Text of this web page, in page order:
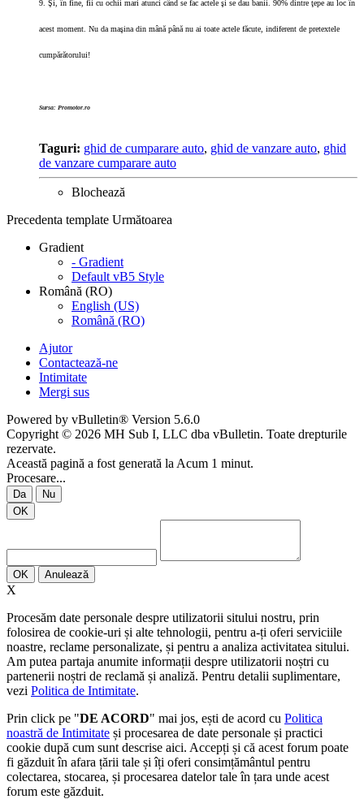
9. Şi, în fine, fii cu ochii mari atunci când se fac actele şi se dau banii. 90% dintre ţepe au loc în
acest moment. Nu da maşina din mână până nu ai toate actele făcute, indiferent de pretextele
cumpărătorului!
Sursa: Promotor.ro
Taguri: ghid de cumparare auto, ghid de vanzare auto, ghid
de vanzare cumparare auto
Blochează
Precedenta template Următoarea
Gradient
- Gradient
Default vB5 Style
Română (RO)
English (US)
Română (RO)
Ajutor
Contactează-ne
Intimitate
Mergi sus
Powered by vBulletin® Version 5.6.0
Copyright © 2026 MH Sub I, LLC dba vBulletin. Toate drepturile
rezervate.
Această pagină a fost generată la Acum 1 minut.
Procesare...
Da
Nu
OK
OK Anulează
X
Procesăm date personale despre utilizatorii sitului nostru, prin
folosirea de cookie-uri și alte tehnologii, pentru a-ți oferi serviciile
noastre, reclame personalizate, și pentru a analiza activitatea sitului.
Am putea partaja anumite informații despre utilizatorii noștri cu
partenerii noștri de reclamă și analiză. Pentru detalii suplimentare,
vezi Politica de Intimitate.
Prin click pe "DE ACORD" mai jos, ești de acord cu Politica
noastră de Intimitate și procesarea de date personale și practici
cookie după cum sunt descrise aici. Accepți și că acest forum poate
fi găzduit în afara țării tale și îți oferi consimțământul pentru
colectarea, stocarea, și procesarea datelor tale în țara unde acest
forum este găzduit.